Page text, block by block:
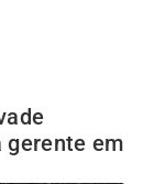
gerente em